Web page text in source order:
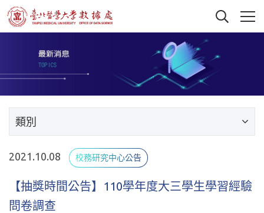
類別
2021.10.08 校務研究中心公告
【抽獎時間公告】110學年度大三學生學習經驗
問卷調查